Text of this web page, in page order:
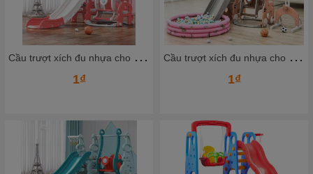
C
ầu trượt xích đu nhựa cho bé CTXDN13_ Dochoikinhbac
1₫
C
ầu trượt xích đu nhựa cho bé CTXDN11_ Dochoikinhbac
1₫